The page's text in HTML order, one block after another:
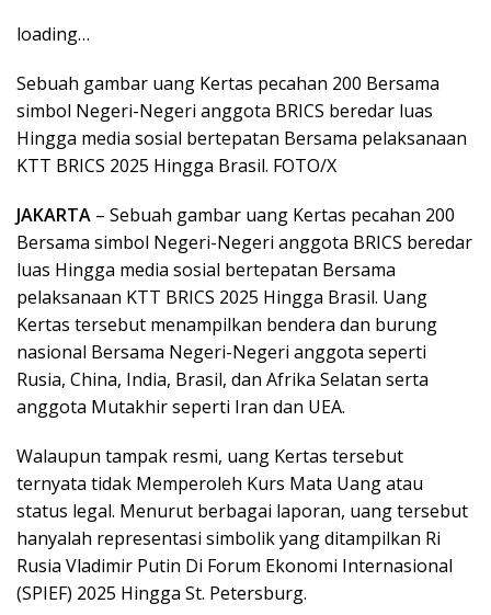
loading…
Sebuah gambar uang Kertas pecahan 200 Bersama
simbol Negeri-Negeri anggota BRICS beredar luas
Hingga media sosial bertepatan Bersama pelaksanaan
KTT BRICS 2025 Hingga Brasil. FOTO/X
JAKARTA – Sebuah gambar uang Kertas pecahan 200
Bersama simbol Negeri-Negeri anggota BRICS beredar
luas Hingga media sosial bertepatan Bersama
pelaksanaan KTT BRICS 2025 Hingga Brasil. Uang
Kertas tersebut menampilkan bendera dan burung
nasional Bersama Negeri-Negeri anggota seperti
Rusia, China, India, Brasil, dan Afrika Selatan serta
anggota Mutakhir seperti Iran dan UEA.
Walaupun tampak resmi, uang Kertas tersebut
ternyata tidak Memperoleh Kurs Mata Uang atau
status legal. Menurut berbagai laporan, uang tersebut
hanyalah representasi simbolik yang ditampilkan Ri
Rusia Vladimir Putin Di Forum Ekonomi Internasional
(SPIEF) 2025 Hingga St. Petersburg.